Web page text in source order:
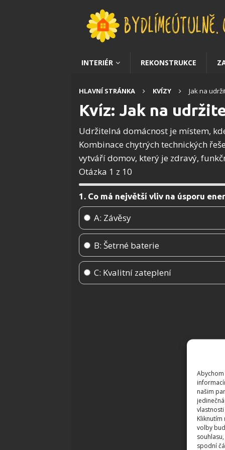
našim
vlastnosti
volby
spodní
INTERIÉR REKONSTRUKCE
HLAVNÍ STRÁNKA KVÍZY Jak na
Kvíz: Jak na
Udržitelná domácnost je místem,
Kombinace chytrých technických
vytváří domov, který je zdravý,
Otázka 1 z 10
1. Co má největší vliv na úsporu
A: Závěsy
B: Šetrné baterie
C: Kvalitní zateplení